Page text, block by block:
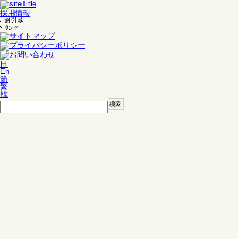
採用情報
日
En
簡
繁
韓